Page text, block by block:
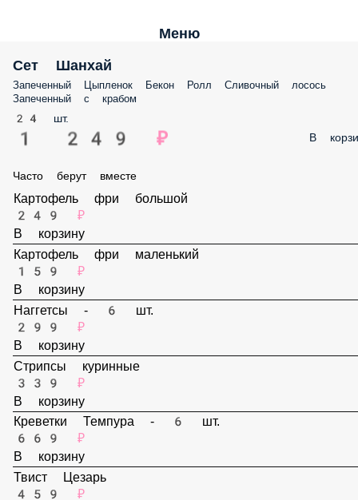
Меню
Сет Шанхай
Запеченный Цыпленок Бекон Ролл Сливочный лосось Запеченный с
крабом
24 шт.
1 249 ₽ В
Часто берут вместе
Картофель фри большой
249 ₽
В корзину
Картофель фри маленький
159 ₽
В корзину
Наггетсы - 6 шт.
299 ₽
В корзину
Стрипсы куринные
339 ₽
В корзину
Креветки Темпура - 6 шт.